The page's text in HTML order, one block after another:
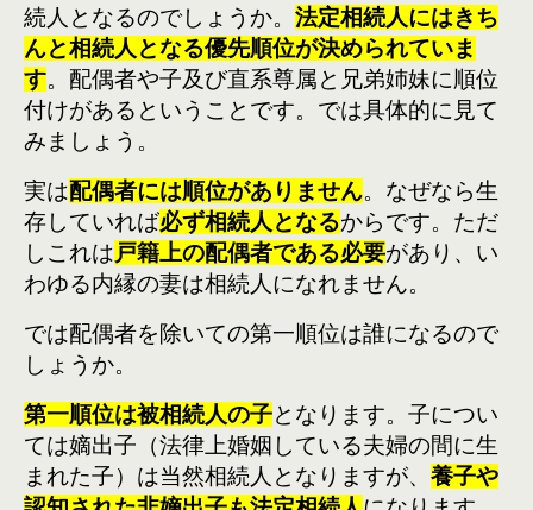
続人となるのでしょうか。 法定相続人にはきち
んと相続人となる優先順位が決められていま
す。配偶者や子及び直系尊属と兄弟姉妹に順位
付けがあるということです。では具体的に見て
みましょう。
実は配偶者には順位がありません。なぜなら生
存していれば必ず相続人となるからです。ただ
しこれは戸籍上の配偶者である必要があり、い
わゆる内縁の妻は相続人になれません。
では配偶者を除いての第一順位は誰になるので
しょうか。
第一順位は被相続人の子となります。子につい
ては嫡出子（法律上婚姻している夫婦の間に生
まれた子）は当然相続人となりますが、 養子や